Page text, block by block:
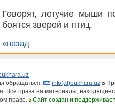
Говорят, летучие мыши
боятся зверей и птиц.
«назад
обращаться:
info(at)bukhara.uz
Все права на материалы,
праве.
Сайт создан и